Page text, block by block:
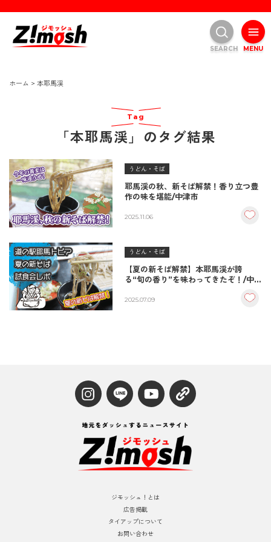
ホーム > 本耶馬渓
Tag
「本耶馬渓」のタグ結果
うどん・そば
耶馬渓の秋、新そば解禁！香り立つ豊
作の味を堪能/中津市
2025.11.06
うどん・そば
【夏の新そば解禁】本耶馬渓が誇
る“旬の香り”を味わってきたぞ！/中津
2025.07.09
ジモッシュ！とは
広告掲載
タイアップについて
お問い合わせ
MENU
SEARCH